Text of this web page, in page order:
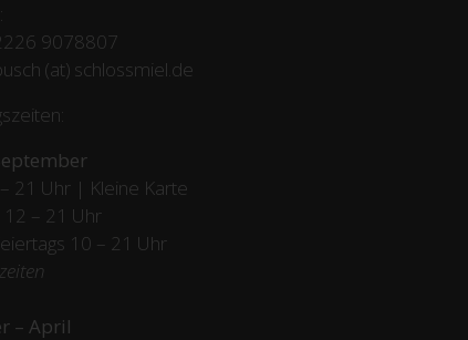
9078807
(at) schlossmiel.de
21 Uhr | Kleine Karte
12 – 21 Uhr
10 – 21 Uhr
– April